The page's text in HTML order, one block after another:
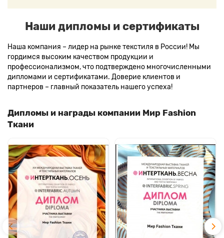
Наши дипломы и сертификаты
Наша компания – лидер на рынке текстиля в России! Мы
гордимся высоким качеством продукции и
профессионализмом, что подтверждено многочисленными
дипломами и сертификатами. Доверие клиентов и
партнеров – главный показатель нашего успеха!
Дипломы и награды компании Мир Fashion
Ткани